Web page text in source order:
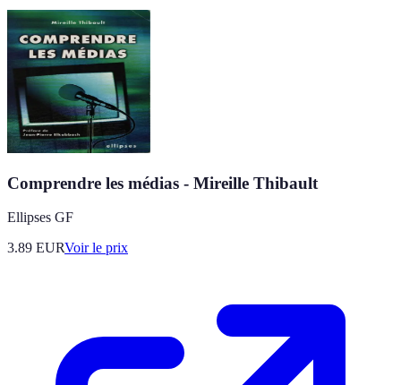
Comprendre les médias - Mireille Thibault
Ellipses GF
3.89 EURVoir le prix